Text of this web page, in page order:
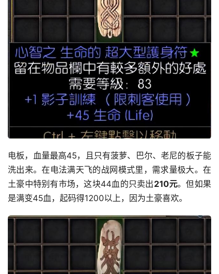
电板，血量最高45，且只有菠萝、巴尔、老尼的板子能
洗出来。在电法满天飞的战网模式里，需求量极大。在
土豪中特别有市场，这块44血的只卖出210元。但如果
是满变45血，起码得1200以上，因为土豪喜欢。